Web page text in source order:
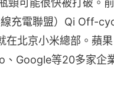
頸可能很快被打破。
充電聯盟）Qi Off-
在北京小米總部。蘋
、Google等20多家企